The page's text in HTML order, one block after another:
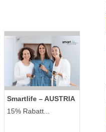
Smartlife – AUSTRIA
15% Rabatt...